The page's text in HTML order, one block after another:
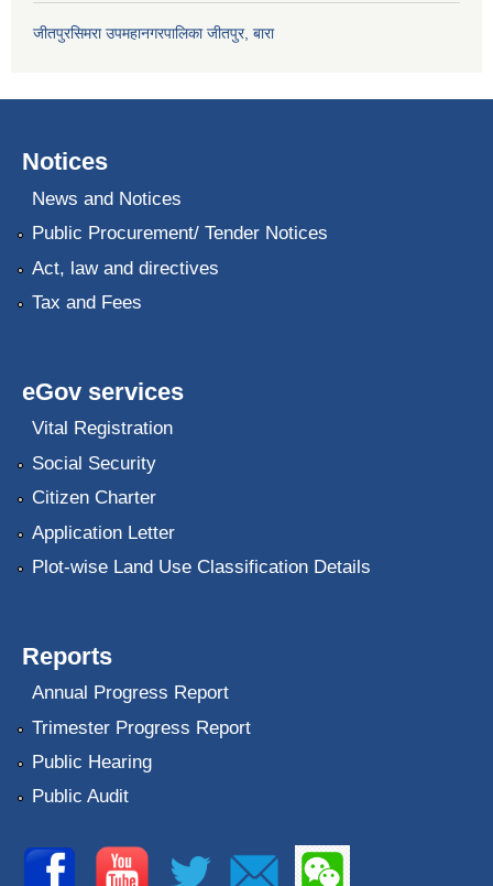
जीतपुरसिमरा उपमहानगरपालिका जीतपुर, बारा
Notices
News and Notices
Public Procurement/ Tender Notices
Act, law and directives
Tax and Fees
eGov services
Vital Registration
Social Security
Citizen Charter
Application Letter
Plot-wise Land Use Classification Details
Reports
Annual Progress Report
Trimester Progress Report
Public Hearing
Public Audit